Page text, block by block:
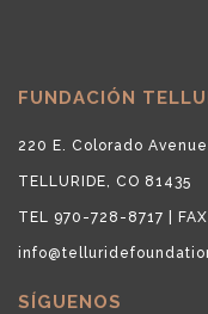
FUNDACIÓN
220 E. Colorado
TELLURIDE, CO 81435
TEL 970-728-8717 |
SÍGUENOS